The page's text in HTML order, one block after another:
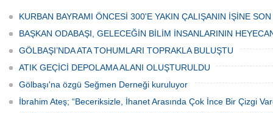
Haftası" etkinlikleri Ankara'da devam
ediyor.
bulunan esnaf ve alışverişe gelen
vatandaşlar park cezaları yüzünden
canından bezdi.
KURBAN BAYRAMI ÖNCESİ 300'E YAKIN ÇALIŞANIN İŞİNE
BAŞKAN ODABAŞI, GELECEĞİN BİLİM İNSANLARININ
GÖLBAŞI’NDA ATA TOHUMLARI TOPRAKLA BULUŞTU
ATIK GEÇİCİ DEPOLAMA ALANI OLUŞTURULDU
Gölbaşı'na özgü Seğmen Derneği kuruluyor
İbrahim Ateş; “Beceriksizle, İhanet Arasında Çok İnce Bir Çizgi